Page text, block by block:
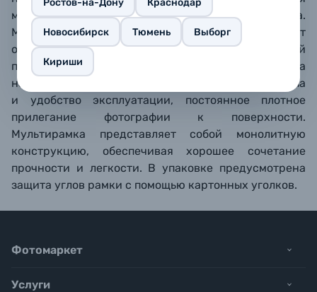
Новосибирск Тюмень Выборг
Кириши
металлические крепления для настенного подвеса.
Материал задника: толстый и плотный лист
оргалита. Материал вставки - прозрачный
пластиковый лист. Поворотный зажим из пластика
на обратной стороне обеспечивает легкость доступа
и удобство эксплуатации, постоянное плотное
прилегание фотографии к поверхности.
Мультирамка представляет собой монолитную
конструкцию, обеспечивая хорошее сочетание
прочности и легкости. В упаковке предусмотрена
защита углов рамки с помощью картонных уголков.
Фотомаркет
Услуги